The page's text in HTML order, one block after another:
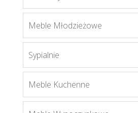
Mobi MO3
Meble Młodzieżowe
Sypialnie
Meble Kuchenne